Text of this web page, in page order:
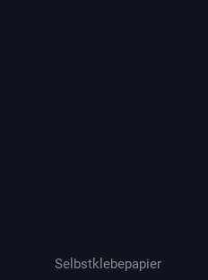
Selbstklebepapier